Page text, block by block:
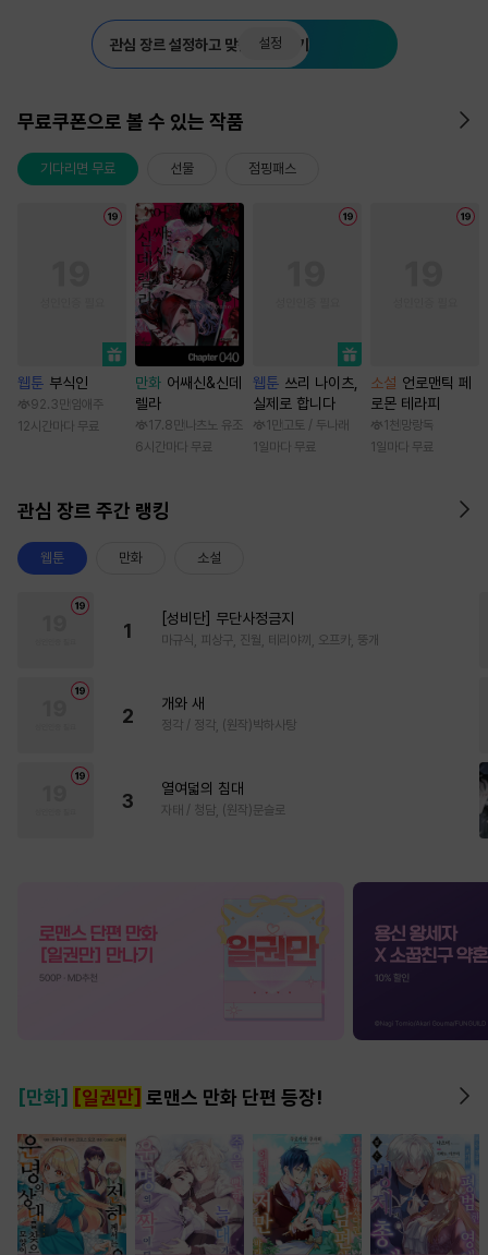
관심 장르 설정하고 맞춤 추천 받기
설정
무료쿠폰으로 볼 수 있는 작품
기다리면 무료 선물 점핑패스
웹툰 부식인
92.3만 임애주
12시간마다 무료
만화 어쌔신&신데
렐라
17.8만 나츠노 유조
6시간마다 무료
웹툰 쓰리 나이츠,
실제로 합니다
1만 고토 / 두나래
1일마다 무료
소설 언로맨틱 페
로몬 테라피
1천 망랑독
1일마다 무료
관심 장르 주간 랭킹
웹툰 만화 소설
1
[성비단] 무단사정금지
마규식, 피상구, 진월, 테리야끼, 오프카, 뚱개
2
개와 새
정각 / 정각, (원작)박하사탕
3
열여덟의 침대
자태 / 청담, (원작)문슬로
[만화] [일권만] 로맨스 만화 단편 등장!